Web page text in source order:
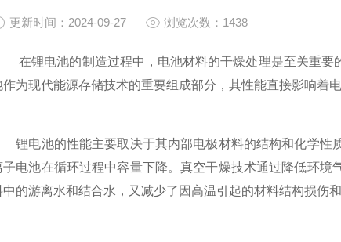
更新时间：2024-09-27 浏览次数：1438
锂电池的制造过程中，电池材料的干燥处理是至关重要
作为现代能源存储技术的重要组成部分，其性能直接影响着
电池的性能主要取决于其内部电极材料的结构和化学性
子电池在循环过程中容量下降。真空干燥技术通过降低环
中的游离水和结合水，又减少了因高温引起的材料结构损伤和